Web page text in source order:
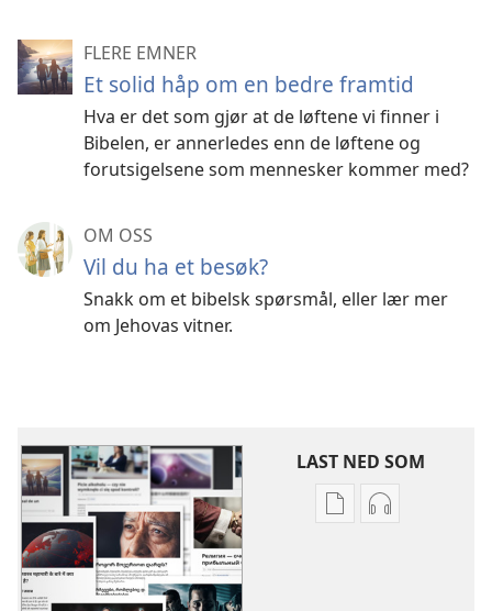
FLERE EMNER
Et solid håp om en bedre framtid
Hva er det som gjør at de løftene vi finner i
Bibelen, er annerledes enn de løftene og
forutsigelsene som mennesker kommer med?
OM OSS
Vil du ha et besøk?
Snakk om et bibelsk spørsmål, eller lær mer
om Jehovas vitner.
LAST NED SOM